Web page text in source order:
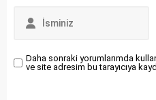
Daha sonraki yorumlarımda
ve site adresim bu tarayıcıya